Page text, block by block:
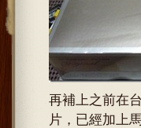
再補上之前在
片，已經加上